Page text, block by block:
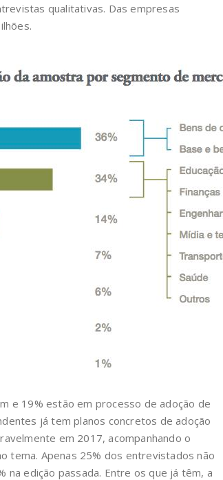
qualitativas. Das empresas
e 19% estão em processo de adoção de
já tem planos concretos de adoção
em 2017, acompanhando o
tema. Apenas 25% dos entrevistados não
na edição passada. Entre os que já têm, a